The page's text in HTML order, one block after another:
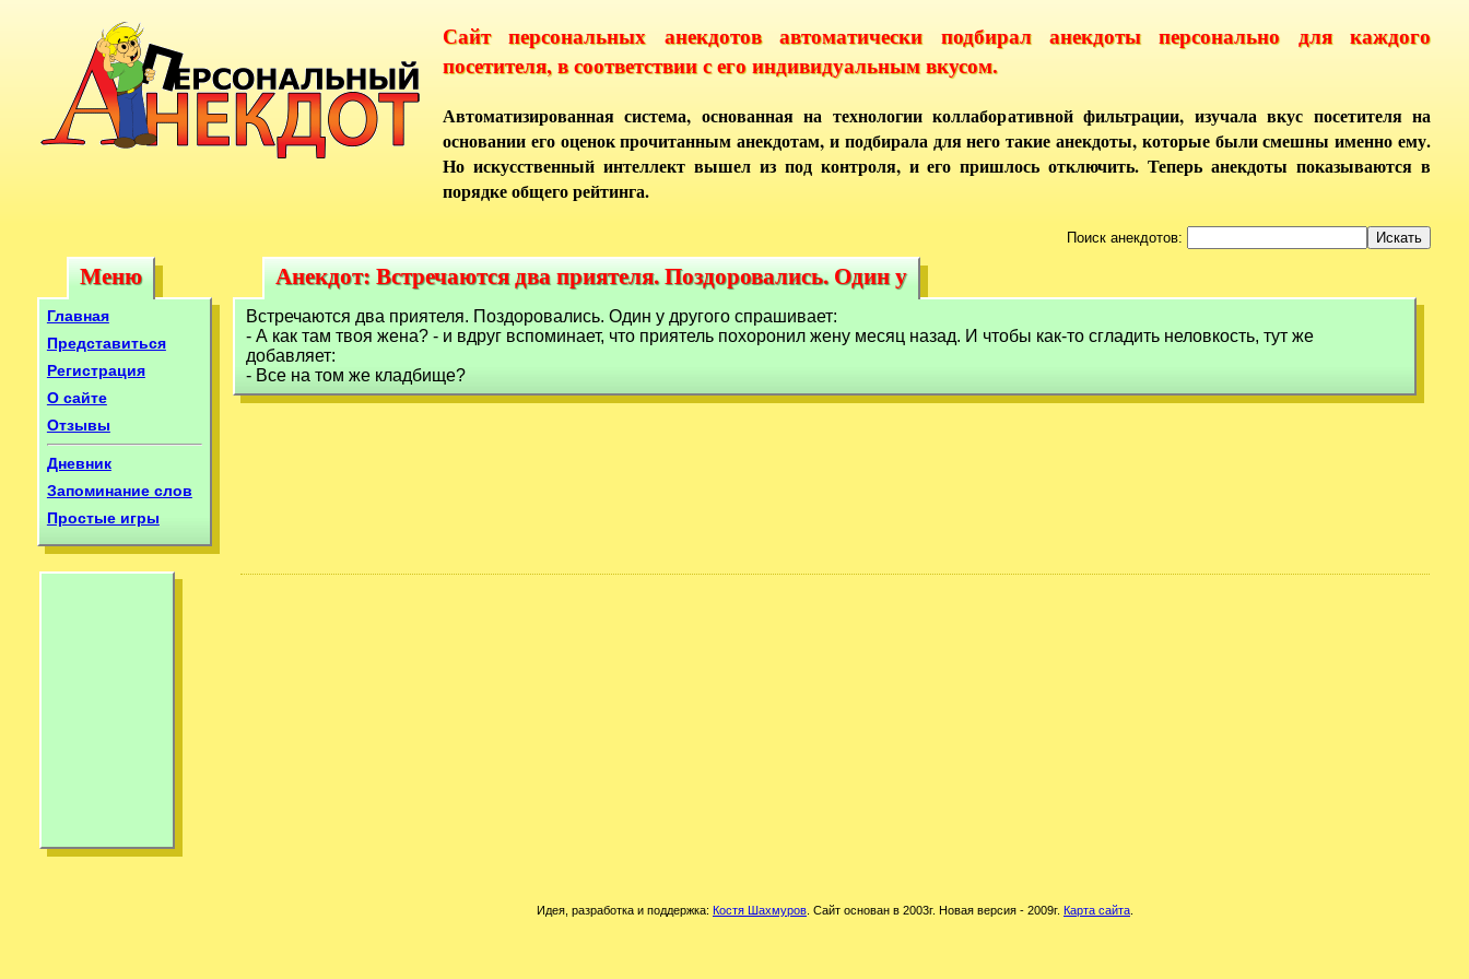
Сайт персональных анекдотов автоматически подбирал анекдоты персонально для каждого
посетителя, в соответствии с его индивидуальным вкусом.
Автоматизированная система, основанная на технологии коллаборативной фильтрации, изучала вкус посетителя на
основании его оценок прочитанным анекдотам, и подбирала для него такие анекдоты, которые были смешны именно ему.
Но искусственный интеллект вышел из под контроля, и его пришлось отключить. Теперь анекдоты показываются в
порядке общего рейтинга.
Поиск анекдотов:
Меню
Меню
Главная
Представиться
Регистрация
О сайте
Отзывы
Дневник
Запоминание слов
Простые игры
Анекдот: Встречаются два приятеля. Поздоровались. Один у
Анекдот: Встречаются два приятеля. Поздоровались. Один у
Встречаются два приятеля. Поздоровались. Один у другого спрашивает:
- А как там твоя жена? - и вдруг вспоминает, что приятель похоронил жену месяц назад. И чтобы как-то сгладить неловкость, тут же
добавляет:
- Все на том же кладбище?
Идея, разработка и поддержка: Костя Шахмуров . Сайт основан в 2003г. Новая версия - 2009г. Карта сайта